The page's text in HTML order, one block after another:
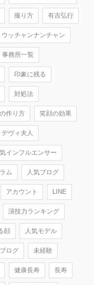
撮り方 有吉弘行
ウッチャンナンチャン
事務所一覧
印象に残る
対処法
作り方 笑顔の効果
デヴィ夫人
インフルエンサー
ム 人気ブログ
アカウント LINE
演技力ランキング
顔 人気モデル
ログ 未経験
健康長寿 長寿